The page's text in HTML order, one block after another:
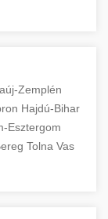
Zemplén
Hajdú-Bihar
Esztergom
Tolna Vas